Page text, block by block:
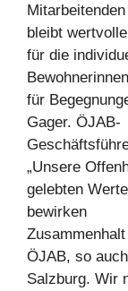
bleibt
für die
für
Gager. ÖJAB-
„Unsere
gelebten
bewirken
ÖJAB, so
Salzburg. Wir